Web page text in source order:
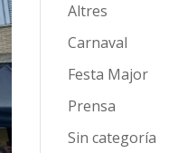
Altres
Carnaval
Festa Major
Prensa
Sin categoría